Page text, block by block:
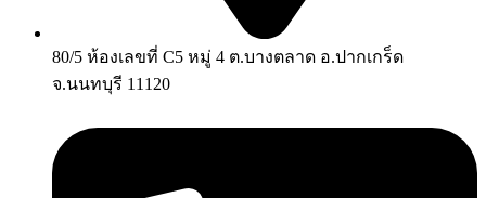
80/5 ห้องเลขที่ C5 หมู่ 4 ต.บางตลาด อ.ปากเกร็ด
จ.นนทบุรี 11120